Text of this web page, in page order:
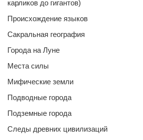
карликов до гигантов)
Происхождение языков
Сакральная география
Города на Луне
Места силы
Мифические земли
Подводные города
Подземные города
Следы древних цивилизаций